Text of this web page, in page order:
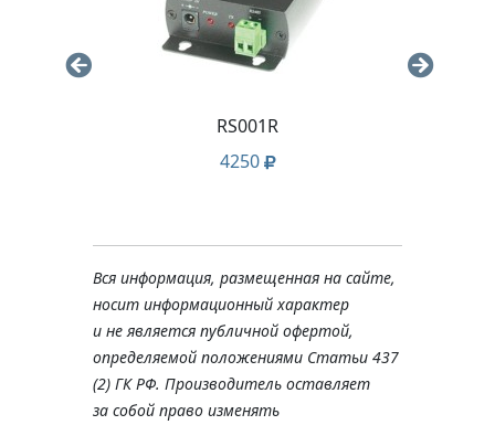
RS001R
4250
Вся информация, размещенная на сайте,
носит информационный характер
и не является публичной офертой,
определяемой положениями Статьи 437
(2) ГК РФ. Производитель оставляет
за собой право изменять